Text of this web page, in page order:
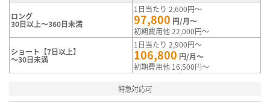
ロング
30日以上～360日未満
1日当たり 2,600円～
97,800 円/月～
初期費用他 22,000円～
ショート【7日以上】
～30日未満
1日当たり 2,900円～
106,800 円/月～
初期費用他 16,500円～
特急対応可